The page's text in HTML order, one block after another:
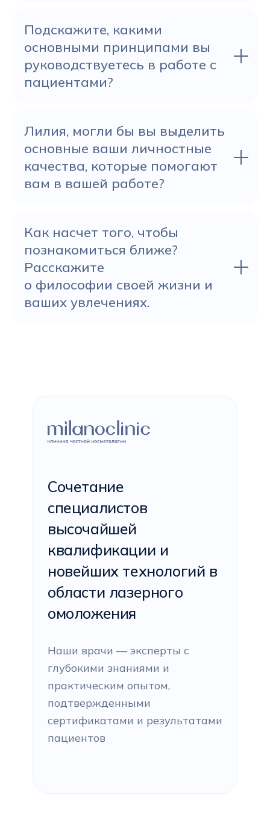
Подскажите, какими
основными принципами вы
руководствуетесь в работе с
пациентами?
Лилия, могли бы вы выделить
основные ваши личностные
качества, которые помогают
вам в вашей работе?
Как насчет того, чтобы
познакомиться ближе?
Расскажите
о философии своей жизни и
ваших увлечениях.
Сочетание
специалистов
высочайшей
квалификации и
новейших технологий в
области лазерного
омоложения
Наши врачи — эксперты с
глубокими знаниями и
практическим опытом,
подтвержденными
сертификатами и результатами
пациентов